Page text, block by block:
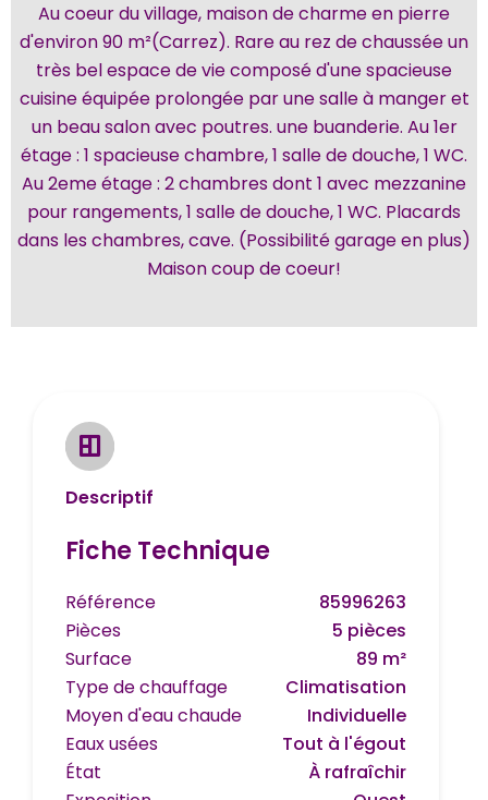
Au coeur du village, maison de charme en pierre
d'environ 90 m²(Carrez). Rare au rez de chaussée un
très bel espace de vie composé d'une spacieuse
cuisine équipée prolongée par une salle à manger et
un beau salon avec poutres. une buanderie. Au 1er
étage : 1 spacieuse chambre, 1 salle de douche, 1 WC.
Au 2eme étage : 2 chambres dont 1 avec mezzanine
pour rangements, 1 salle de douche, 1 WC. Placards
dans les chambres, cave. (Possibilité garage en plus)
Maison coup de coeur!
Descriptif
Fiche Technique
Référence
85996263
Pièces
5 pièces
Surface
89 m²
Type de chauffage
Climatisation
Moyen d'eau chaude
Individuelle
Eaux usées
Tout à l'égout
État
À rafraîchir